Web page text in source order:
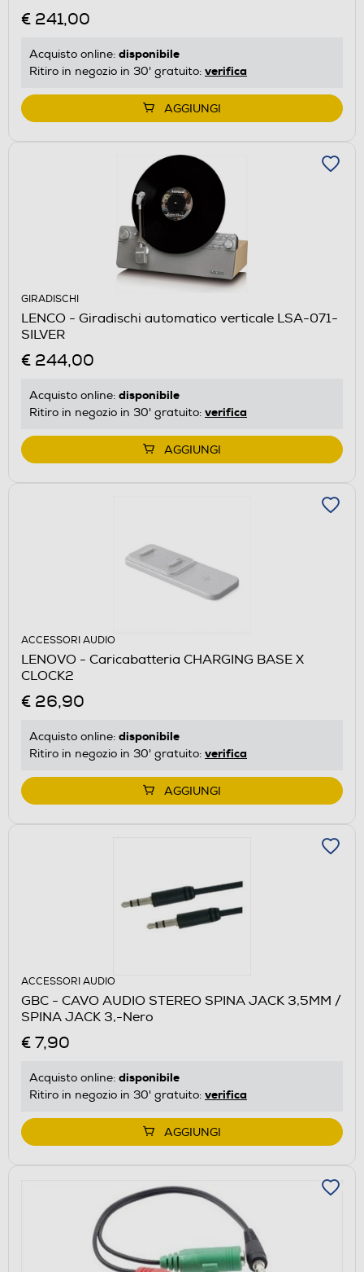
€ 241,00
Acquisto online: disponibile
Ritiro in negozio in 30' gratuito: verifica
AGGIUNGI
GIRADISCHI
LENCO - Giradischi automatico verticale LSA-071-
SILVER
€ 244,00
Acquisto online: disponibile
Ritiro in negozio in 30' gratuito: verifica
AGGIUNGI
ACCESSORI AUDIO
LENOVO - Caricabatteria CHARGING BASE X
CLOCK2
€ 26,90
Acquisto online: disponibile
Ritiro in negozio in 30' gratuito: verifica
AGGIUNGI
ACCESSORI AUDIO
GBC - CAVO AUDIO STEREO SPINA JACK 3,5MM /
SPINA JACK 3,-Nero
€ 7,90
Acquisto online: disponibile
Ritiro in negozio in 30' gratuito: verifica
AGGIUNGI